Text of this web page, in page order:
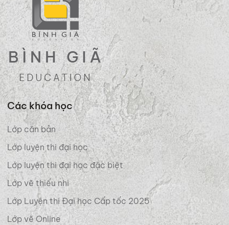
Các khóa học
Lớp căn bản
Lớp luyện thi đại học
Lớp luyện thi đại học đặc biệt
Lớp vẽ thiếu nhi
Lớp Luyện thi Đại học Cấp tốc 2025
Lớp vẽ Online